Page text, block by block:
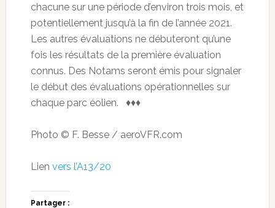
chacune sur une période d’environ trois mois, et
potentiellement jusqu’à la fin de l’année 2021.
Les autres évaluations ne débuteront qu’une
fois les résultats de la première évaluation
connus. Des Notams seront émis pour signaler
le début des évaluations opérationnelles sur
chaque parc éolien. ♦♦♦
Photo © F. Besse / aeroVFR.com
Lien vers l’A13/20
Partager :